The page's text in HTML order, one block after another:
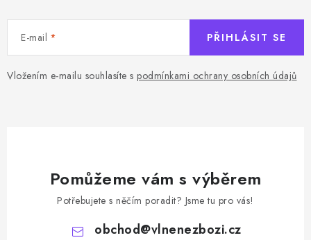
E-mail
Vložením e-mailu souhlasíte s podmínkami ochrany osobních údajů
PŘIHLÁSIT SE
Pomůžeme vám s výběrem
Potřebujete s něčím poradit? Jsme tu pro vás!
obchod@vlnenezbozi.cz